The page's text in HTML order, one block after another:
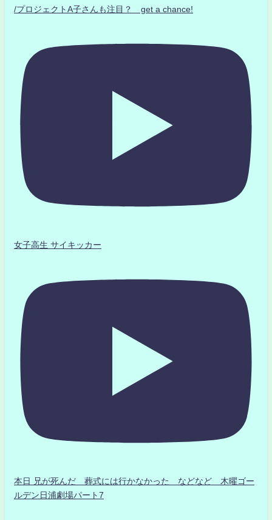
/プロジェクトA子さんも注目？ get a chance!
女子高生 サイキッカー
本日 兄が死んだ 葬式には行かなかった などなど 木曜ゴー
ルデン日浦劇場パート7